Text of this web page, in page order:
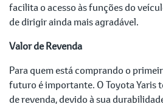
facilita o acesso às funções do
de dirigir ainda mais agradável.
Valor de Revenda
Para quem está comprando o
futuro é importante. O Toyota Yaris
de revenda, devido à sua